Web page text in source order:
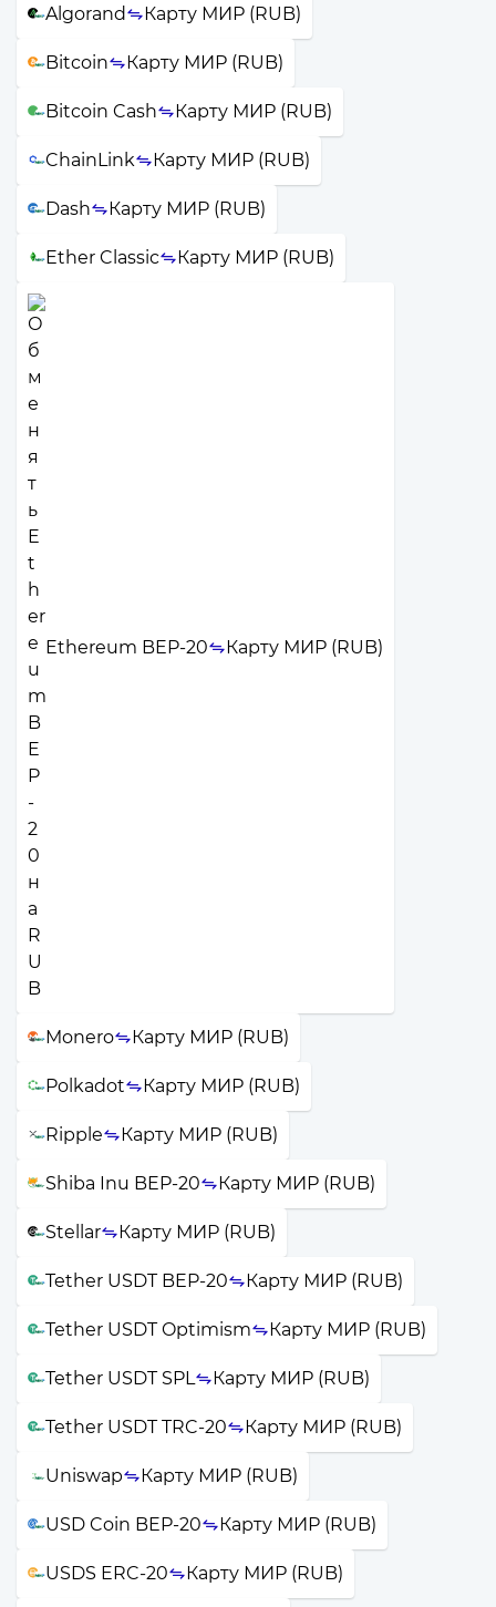
Algorand Карту МИР (RUB)
Bitcoin Карту МИР (RUB)
Bitcoin Cash Карту МИР (RUB)
ChainLink Карту МИР (RUB)
Dash Карту МИР (RUB)
Ether Classic Карту МИР (RUB)
Ethereum BEP-20 Карту МИР (RUB)
Monero Карту МИР (RUB)
Polkadot Карту МИР (RUB)
Ripple Карту МИР (RUB)
Shiba Inu BEP-20 Карту МИР (RUB)
Stellar Карту МИР (RUB)
Tether USDT BEP-20 Карту МИР (RUB)
Tether USDT Optimism Карту МИР (RUB)
Tether USDT SPL Карту МИР (RUB)
Tether USDT TRC-20 Карту МИР (RUB)
Uniswap Карту МИР (RUB)
USD Coin BEP-20 Карту МИР (RUB)
USDS ERC-20 Карту МИР (RUB)